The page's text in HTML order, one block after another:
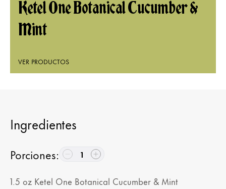
Ketel One Botanical Cucumber &
Mint
VER PRODUCTOS
Ingredientes
Porciones: 1
1.5 oz Ketel One Botanical Cucumber & Mint